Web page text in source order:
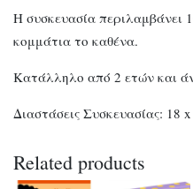
Η συσκευασία περιλαμβάνει
κομμάτια το καθένα.
Κατάλληλο από 2 ετών και
Διαστάσεις Συσκευασίας: 18
Related products